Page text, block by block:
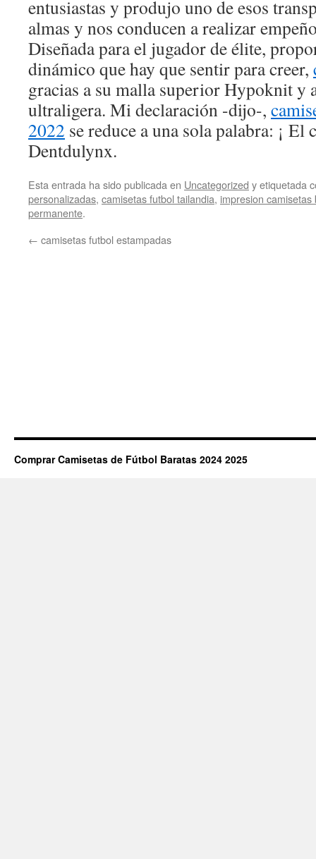
entusiastas y produjo uno de esos
almas y nos conducen a realizar
Diseñada para el jugador de élite,
dinámico que hay que sentir para creer,
gracias a su malla superior Hypoknit y
ultraligera. Mi declaración -dijo-,
2022 se reduce a una sola palabra: ¡ El
Dentdulynx.
Esta entrada ha sido publicada en Uncategorized y etiquetada
personalizadas, camisetas futbol tailandia, impresion
permanente.
← camisetas futbol estampadas
Comprar Camisetas de Fútbol Baratas 2024 2025